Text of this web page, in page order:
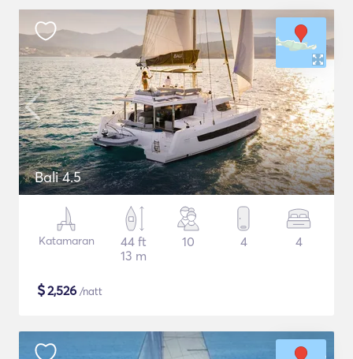
Bali 4.5
Katamaran
44 ft
13 m
10 4 4
$2,526 /natt